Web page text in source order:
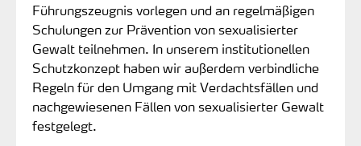
Führungszeugnis vorlegen und an regelmäßigen
Schulungen zur Prävention von sexualisierter
Gewalt teilnehmen. In unserem institutionellen
Schutzkonzept haben wir außerdem verbindliche
Regeln für den Umgang mit Verdachtsfällen und
nachgewiesenen Fällen von sexualisierter Gewalt
festgelegt.